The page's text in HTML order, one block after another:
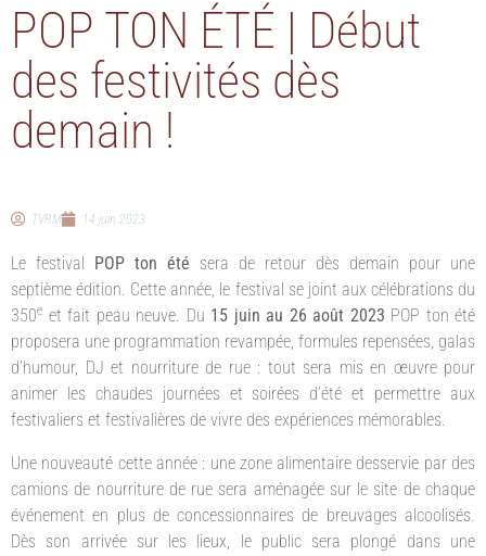
POP TON ÉTÉ | Début
des festivités dès
demain !
TVRM 14 juin 2023
Le festival POP ton été sera de retour dès demain pour une
septième édition. Cette année, le festival se joint aux célébrations du
350e et fait peau neuve. Du 15 juin au 26 août 2023 POP ton été
proposera une programmation revampée, formules repensées, galas
d’humour, DJ et nourriture de rue : tout sera mis en œuvre pour
animer les chaudes journées et soirées d’été et permettre aux
festivaliers et festivalières de vivre des expériences mémorables.
Une nouveauté cette année : une zone alimentaire desservie par des
camions de nourriture de rue sera aménagée sur le site de chaque
événement en plus de concessionnaires de breuvages alcoolisés.
Dès son arrivée sur les lieux, le public sera plongé dans une